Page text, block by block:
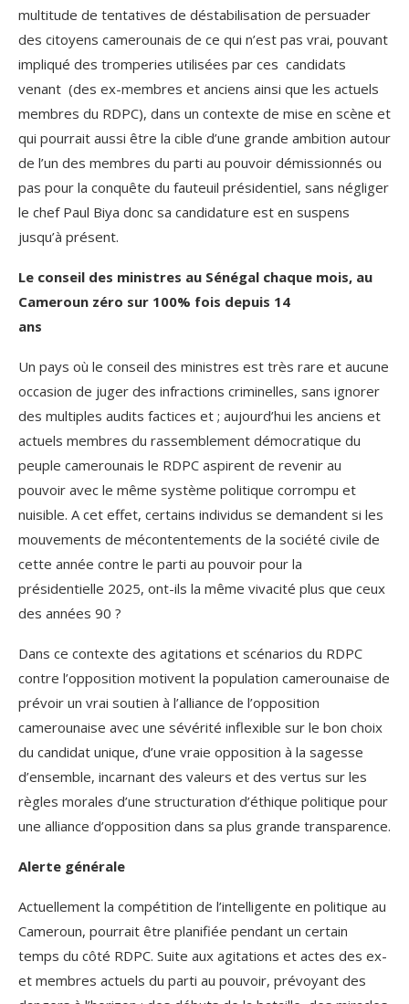
multitude de tentatives de déstabilisation de persuader
des citoyens camerounais de ce qui n’est pas vrai, pouvant
impliqué des tromperies utilisées par ces candidats
venant (des ex-membres et anciens ainsi que les actuels
membres du RDPC), dans un contexte de mise en scène et
qui pourrait aussi être la cible d’une grande ambition autour
de l’un des membres du parti au pouvoir démissionnés ou
pas pour la conquête du fauteuil présidentiel, sans négliger
le chef Paul Biya donc sa candidature est en suspens
jusqu’à présent.
Le conseil des ministres au Sénégal chaque mois, au
Cameroun zéro sur 100% fois depuis 14
ans
Un pays où le conseil des ministres est très rare et aucune
occasion de juger des infractions criminelles, sans ignorer
des multiples audits factices et ; aujourd’hui les anciens et
actuels membres du rassemblement démocratique du
peuple camerounais le RDPC aspirent de revenir au
pouvoir avec le même système politique corrompu et
nuisible. A cet effet, certains individus se demandent si les
mouvements de mécontentements de la société civile de
cette année contre le parti au pouvoir pour la
présidentielle 2025, ont-ils la même vivacité plus que ceux
des années 90 ?
Dans ce contexte des agitations et scénarios du RDPC
contre l’opposition motivent la population camerounaise de
prévoir un vrai soutien à l’alliance de l’opposition
camerounaise avec une sévérité inflexible sur le bon choix
du candidat unique, d’une vraie opposition à la sagesse
d’ensemble, incarnant des valeurs et des vertus sur les
règles morales d’une structuration d’éthique politique pour
une alliance d’opposition dans sa plus grande transparence.
Alerte générale
Actuellement la compétition de l’intelligente en politique au
Cameroun, pourrait être planifiée pendant un certain
temps du côté RDPC. Suite aux agitations et actes des ex-
et membres actuels du parti au pouvoir, prévoyant des